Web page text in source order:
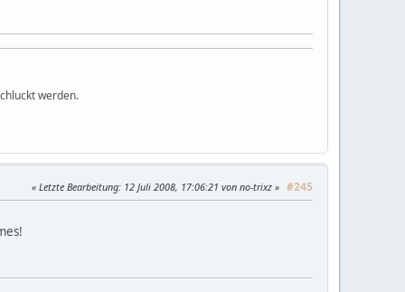
werden.
#245
Letzte Bearbeitung: 12 Juli 2008, 17:06:21 von no-trixz